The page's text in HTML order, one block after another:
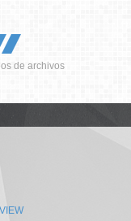
de archivos